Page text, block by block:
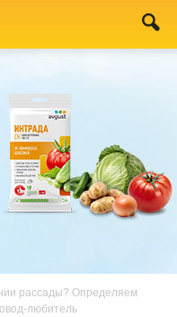
рассады? Определяем
любитель